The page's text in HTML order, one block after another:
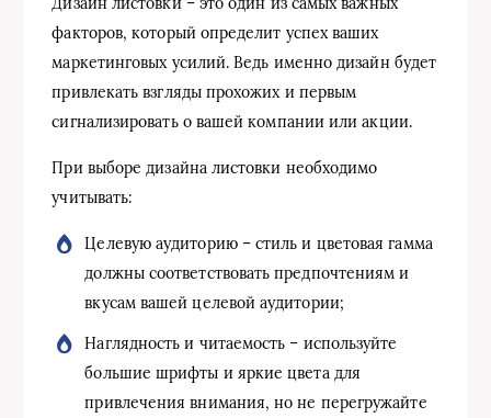
факторов, который определит успех ваших
маркетинговых усилий. Ведь именно дизайн будет
привлекать взгляды прохожих и первым
сигнализировать о вашей компании или акции.
При выборе дизайна листовки необходимо
учитывать:
Целевую аудиторию – стиль и цветовая гамма
должны соответствовать предпочтениям и
вкусам вашей целевой аудитории;
Наглядность и читаемость – используйте
большие шрифты и яркие цвета для
привлечения внимания, но не перегружайте